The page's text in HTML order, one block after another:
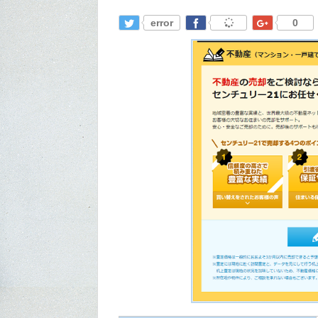
error 0